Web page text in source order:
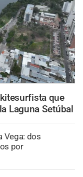
que
Laguna Setúbal
Vega: dos
por